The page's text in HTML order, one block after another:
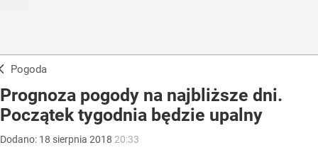
Pogoda
Prognoza pogody na najbliższe dni.
Początek tygodnia będzie upalny
Dodano: 18 sierpnia 2018 20:33